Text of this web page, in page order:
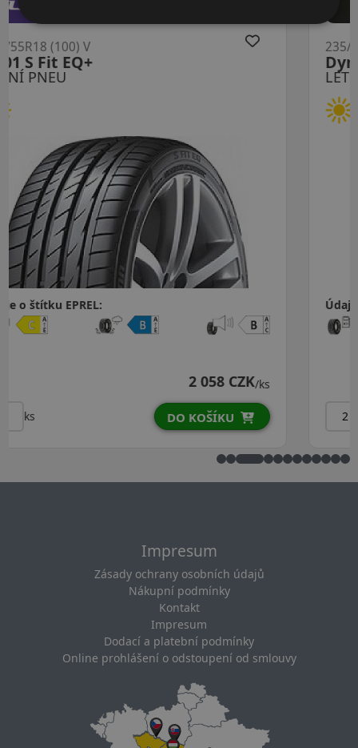
Dynaxer HP5 XL
235/55R18 (104) V
Údaje o štítku EPREL:
DO KOŠÍKU
Impresum
Zásady ochrany osobních údajů
Nákupní podmínky
Kontakt
Impresum
Dodací a platební podmínky
Online prohlášení o odstoupení od smlouvy